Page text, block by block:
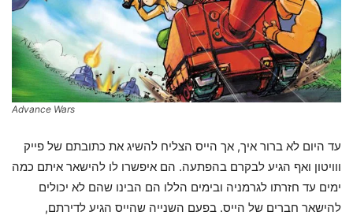
Advance Wars
עד היום לא ברור איך, אך הייס הצליח להשיג את כתובתם של פייק
ווויטון ואף הגיע לבקרם בהפתעה. הם איפשרו לו להישאר איתם כמה
ימים עד חזרתו לגרמניה ובימים הללו הם הבינו שהם לא יכולים
להישאר חברים של הייס. בפעם השנייה שהייס הגיע לדירתם,